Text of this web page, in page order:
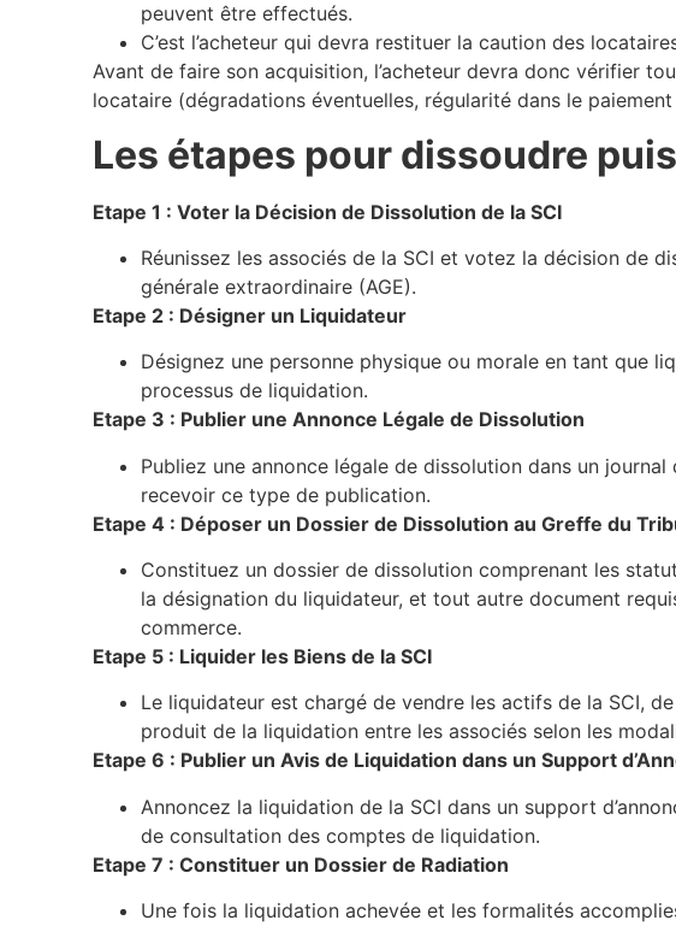
peuvent être effectués.
C’est l’acheteur qui devra restituer la caution des
Avant de faire son acquisition, l’acheteur devra donc vérifier
locataire (dégradations éventuelles, régularité dans le
Les étapes pour dissoudre
Etape 1 : Voter la Décision de Dissolution de la SCI
Réunissez les associés de la SCI et votez la décision de
générale extraordinaire (AGE).
Etape 2 : Désigner un Liquidateur
Désignez une personne physique ou morale en tant que
processus de liquidation.
Etape 3 : Publier une Annonce Légale de Dissolution
Publiez une annonce légale de dissolution dans un journal
recevoir ce type de publication.
Etape 4 : Déposer un Dossier de Dissolution au Greffe du
Constituez un dossier de dissolution comprenant les
la désignation du liquidateur, et tout autre document
commerce.
Etape 5 : Liquider les Biens de la SCI
Le liquidateur est chargé de vendre les actifs de la SCI,
produit de la liquidation entre les associés selon les
Etape 6 : Publier un Avis de Liquidation dans un Support
Annoncez la liquidation de la SCI dans un support
de consultation des comptes de liquidation.
Etape 7 : Constituer un Dossier de Radiation
Une fois la liquidation achevée et les formalités